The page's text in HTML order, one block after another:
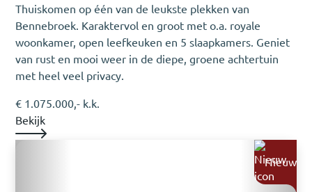
Thuiskomen op één van de leukste plekken van
Bennebroek. Karaktervol en groot met o.a. royale
woonkamer, open leefkeuken en 5 slaapkamers. Geniet
van rust en mooi weer in de diepe, groene achtertuin
met heel veel privacy.
€ 1.075.000,- k.k.
Bekijk
Nieuw